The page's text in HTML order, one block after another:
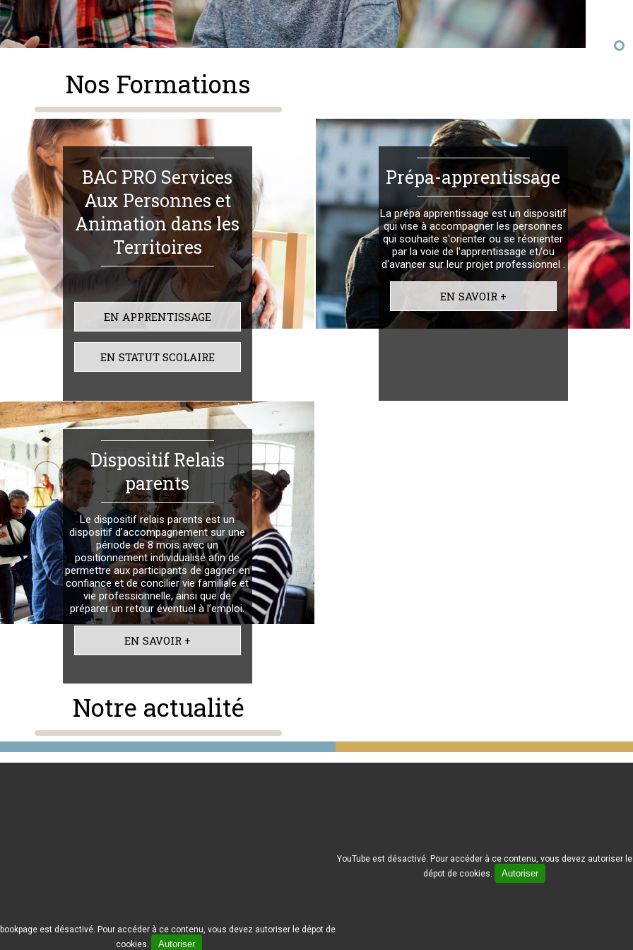
Nos Formations
BAC PRO Services
Aux Personnes et
Animation dans les
Territoires
EN APPRENTISSAGE
EN STATUT SCOLAIRE
Prépa-apprentissage
La prépa apprentissage est un dispositif
qui vise à accompagner les personnes
qui souhaite s'orienter ou se réorienter
par la voie de l'apprentissage et/ou
d'avancer sur leur projet professionnel .
EN SAVOIR +
Dispositif Relais
parents
Le dispositif relais parents est un
dispositif d’accompagnement sur une
période de 8 mois avec un
positionnement individualisé afin de
permettre aux participants de gagner en
confiance et de concilier vie familiale et
vie professionnelle, ainsi que de
préparer un retour éventuel à l’emploi.
EN SAVOIR +
Notre actualité
est désactivé. Pour accéder à ce contenu, vous devez autoriser le dépot de
cookies.
Autoriser
YouTube est désactivé. Pour accéder à ce contenu, vous devez autoriser le
dépot de cookies.
Autoriser